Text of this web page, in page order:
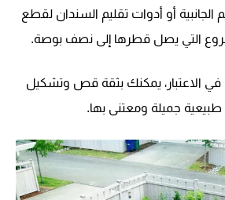
الجانبية أو أدوات تقليم السندان لقطع
التي يصل قطرها إلى نصف بوصة.
الاعتبار، يمكنك بثقة قص وتشكيل
جميلة ومعتنى بها.